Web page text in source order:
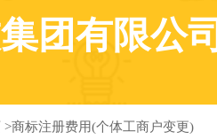
团有限公司
>商标注册费用(个体工商户变更)